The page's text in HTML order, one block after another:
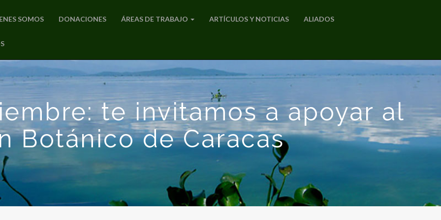
SOMOS DONACIONES ÁREAS DE TRABAJO ARTÍCULOS Y NOTICIAS ALIADOS
te invitamos a apoyar al
Botánico de Caracas